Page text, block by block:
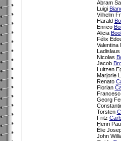
Abram
Luigi
Vilhelm
Harald
Enrico
Alicia
Félix
Valentina
Nicolas
Jacob
Luitzen
Marjorie
Renato
Florian
Georg
Torsten
Fritz
Henri
Élie
John